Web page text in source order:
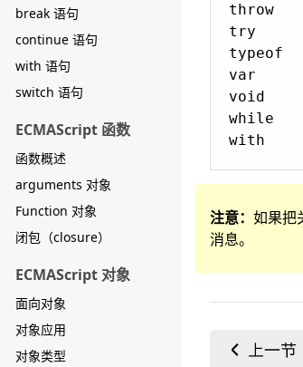
break 语句
continue 语句
with 语句
switch 语句
ECMAScript 函数
函数概述
arguments 对象
Function 对象
闭包（closure）
ECMAScript 对象
面向对象
对象应用
对象类型
throw
try
typeof
var
void
while
注意： 如果把
消息。